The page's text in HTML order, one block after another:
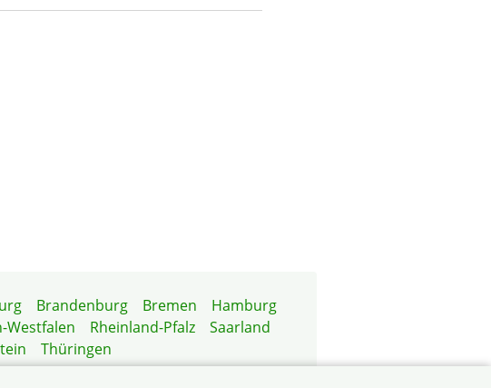
Brandenburg Bremen
Hamburg
Westfalen Rheinland-Pfalz
Saarland
Thüringen